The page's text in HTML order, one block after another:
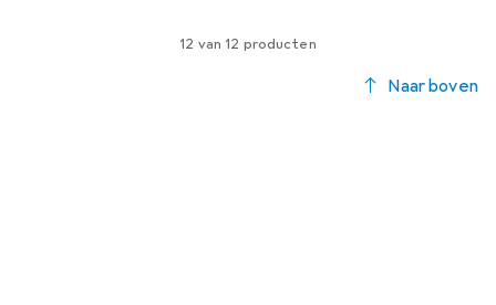
12 van 12 producten
Naar boven